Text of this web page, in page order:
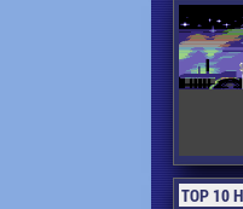
TOP 10